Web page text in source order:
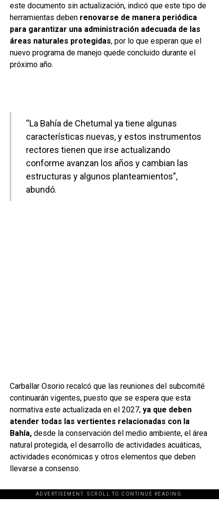
este documento sin actualización, indicó que este tipo de
herramientas deben renovarse de manera periódica
para garantizar una administración adecuada de las
áreas naturales protegidas, por lo que esperan que el
nuevo programa de manejo quede concluido durante el
próximo año.
“La Bahía de Chetumal ya tiene algunas
características nuevas, y estos instrumentos
rectores tienen que irse actualizando
conforme avanzan los años y cambian las
estructuras y algunos planteamientos”,
abundó.
Carballar Osorio recalcó que las reuniones del subcomité
continuarán vigentes, puesto que se espera que esta
normativa este actualizada en el 2027, ya que deben
atender todas las vertientes relacionadas con la
Bahía, desde la conservación del medio ambiente, el área
natural protegida, el desarrollo de actividades acuáticas,
actividades económicas y otros elementos que deben
llevarse a consenso.
ADVERTISEMENT. SCROLL TO CONTINUE READING.
[adsforwp id="243463"]